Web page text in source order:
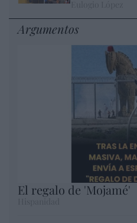
Argumentos
El regalo de 'Mojamé'